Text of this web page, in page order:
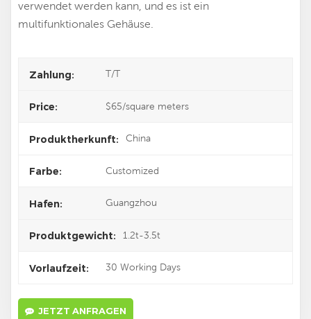
verwendet werden kann, und es ist ein
multifunktionales Gehäuse.
Zahlung: T/T
Price: $65/square meters
Produktherkunft: China
Farbe: Customized
Hafen: Guangzhou
Produktgewicht: 1.2t-3.5t
Vorlaufzeit: 30 Working Days
JETZT ANFRAGEN